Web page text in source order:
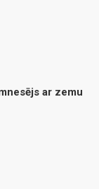
ar zemu